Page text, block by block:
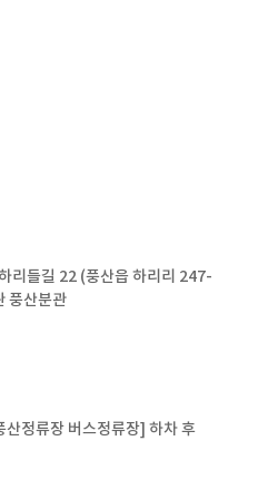
리들길 22 (풍산읍 하리리 247-
풍산분관
정류장 버스정류장] 하차 후